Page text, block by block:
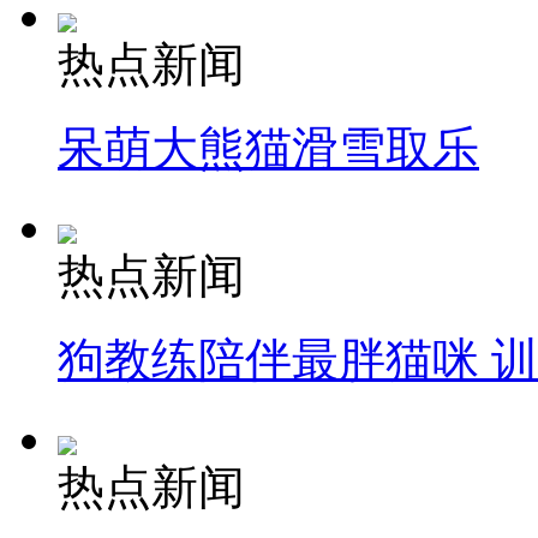
热点新闻
呆萌大熊猫滑雪取乐
热点新闻
狗教练陪伴最胖猫咪
热点新闻